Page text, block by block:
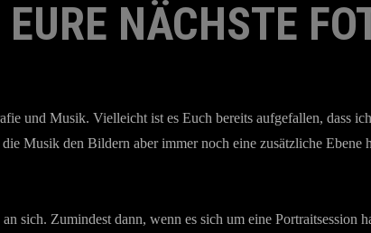
NÄCHSTE
und Musik. Vielleicht ist es Euch bereits aufgefallen, dass
Musik den Bildern aber immer noch eine zusätzliche
sich. Zumindest dann, wenn es sich um eine Portraitsession